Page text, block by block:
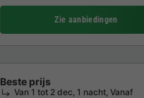
Zie aanbiedingen
Beste prijs
Van 1 tot 2 dec, 1 nacht, Vanaf